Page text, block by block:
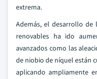
extrema.
Además, el desarrollo de
renovables ha ido
avanzados como las
de niobio de níquel están
aplicando ampliamente